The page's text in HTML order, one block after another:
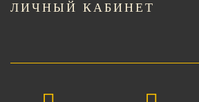
ЛИЧНЫЙ КАБИНЕТ